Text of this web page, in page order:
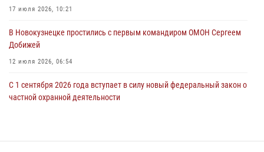
06 августа 2026, 07:16
17 июля 2026, 10:21
В Новокузнецке простились с первым командиром ОМОН Сергеем
Добижей
12 июля 2026, 06:54
С 1 сентября 2026 года вступает в силу новый федеральный закон о
частной охранной деятельности